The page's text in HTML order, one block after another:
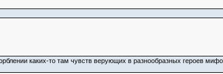
каких-то там чувств верующих в разнообразных героев